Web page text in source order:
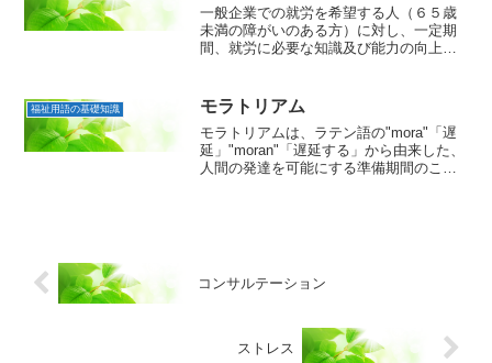
一般企業での就労を希望する人（６５歳
未満の障がいのある方）に対し、一定期
間、就労に必要な知識及び能力の向上の
先探しのお手伝いや就職後の職場定着支
援などを行います。利用期...
福祉用語の基礎知識 モラトリアム
モラトリアムは、ラテン語の"mora"「遅
延」"moran"「遅延する」から由来した、
人間の発達を可能にする準備期間のこと
コンサルテーション
ストレス